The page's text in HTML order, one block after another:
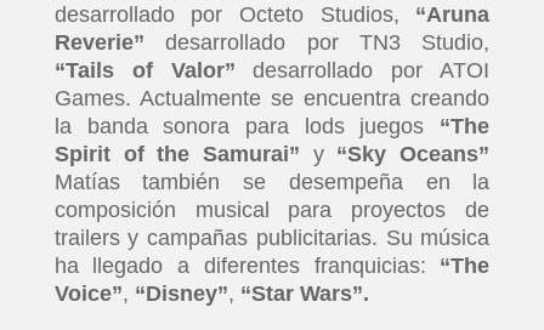
desarrollado por Octeto Studios, “Aruna
Reverie”desarrollado por TN3 Studio,
“Tails of Valor” desarrollado por ATOI
Games. Actualmente se encuentra creando
la banda sonora para lods juegos “The
Spirit of the Samurai” y “Sky Oceans”
Matías también se desempeña en la
composición musical para proyectos de
trailers y campañas publicitarias. Su música
ha llegado a diferentes franquicias: “The
Voice”, “Disney”, “Star Wars”.